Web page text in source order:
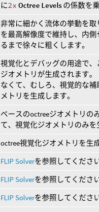
に2x Octree Levels の係数を
非常に細かく流体の挙動を
を最高解像度で維持し、内
るまで徐々に粗くします。
視覚化とデバッグの用途で
ジオメトリが生成されます
なくて、むしろ、視覚的な
メトリを生成します。
ベースのoctreeジオメトリの
て、視覚化ジオメトリのみを
octree視覚化ジオメトリを生
FLIP Solverを参照してください
FLIP Solverを参照してください
FLIP Solverを参照してください